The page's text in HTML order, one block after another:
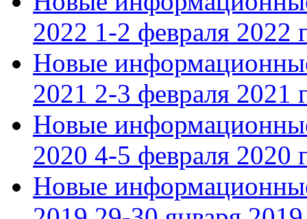
2022 1-2 февраля 2022
Новые
2021 2-3 февраля 2021
Новые
2020 4-5 февраля 2020
Новые